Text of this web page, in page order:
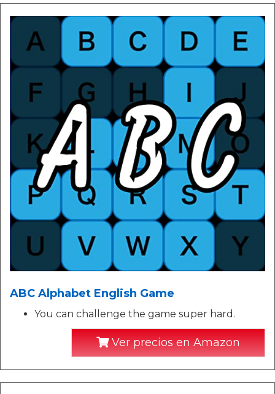
ABC Alphabet English Game
You can challenge the game super hard.
Ver precios en Amazon